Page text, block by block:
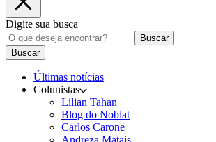
Digite sua busca
Buscar
Buscar
Últimas notícias
Colunistas
Lilian Tahan
Blog do Noblat
Carlos Carone
Andreza Matais